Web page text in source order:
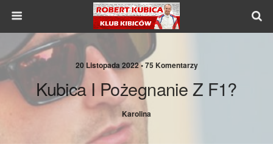
20 Listopada 2022 •75 Komentarzy
Kubica I Pożegnanie Z F1?
Karolina